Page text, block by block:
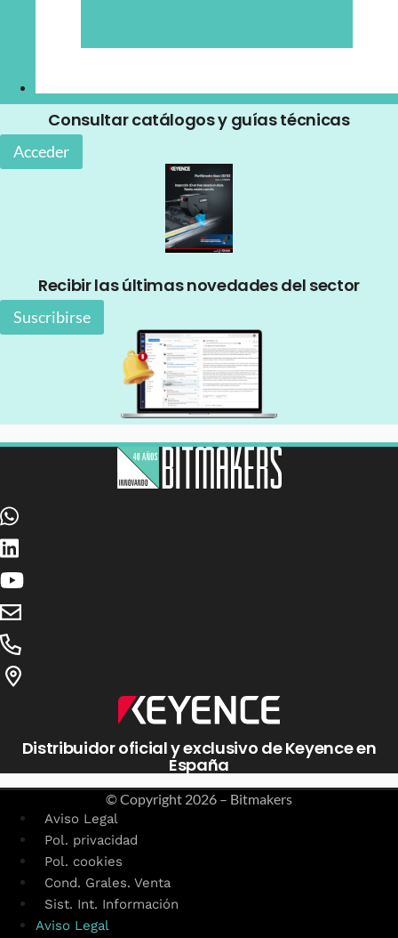
Consultar catálogos y guías técnicas
Acceder
Recibir las últimas novedades del sector
Suscribirse
Distribuidor oficial y exclusivo de Keyence en
España
© Copyright 2026 – Bitmakers
Aviso Legal
Pol. privacidad
Pol. cookies
Cond. Grales. Venta
Sist. Int. Información
Aviso Legal